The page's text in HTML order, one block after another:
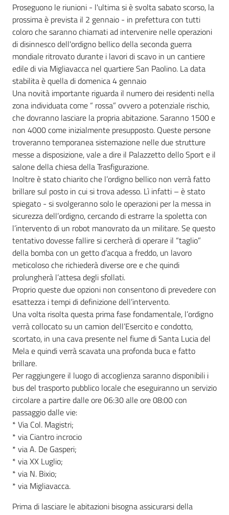
Proseguono le riunioni - l'ultima si è svolta sabato scorso, la
prossima è prevista il 2 gennaio - in prefettura con tutti
coloro che saranno chiamati ad intervenire nelle operazioni
di disinnesco dell'ordigno bellico della seconda guerra
mondiale ritrovato durante i lavori di scavo in un cantiere
edile di via Migliavacca nel quartiere San Paolino. La data
stabilita è quella di domenica 4 gennaio
Una novità importante riguarda il numero dei residenti nella
zona individuata come “ rossa” ovvero a potenziale rischio,
che dovranno lasciare la propria abitazione. Saranno 1500 e
non 4000 come inizialmente presupposto. Queste persone
troveranno temporanea sistemazione nelle due strutture
messe a disposizione, vale a dire il Palazzetto dello Sport e il
salone della chiesa della Trasfigurazione.
Inoltre è stato chiarito che l’ordigno bellico non verrà fatto
brillare sul posto in cui si trova adesso. Lì infatti – è stato
spiegato - si svolgeranno solo le operazioni per la messa in
sicurezza dell’ordigno, cercando di estrarre la spoletta con
l’intervento di un robot manovrato da un militare. Se questo
tentativo dovesse fallire si cercherà di operare il “taglio”
della bomba con un getto d’acqua a freddo, un lavoro
meticoloso che richiederà diverse ore e che quindi
prolungherà l’attesa degli sfollati.
Proprio queste due opzioni non consentono di prevedere con
esattezza i tempi di definizione dell’intervento.
Una volta risolta questa prima fase fondamentale, l’ordigno
verrà collocato su un camion dell’Esercito e condotto,
scortato, in una cava presente nel fiume di Santa Lucia del
Mela e quindi verrà scavata una profonda buca e fatto
brillare.
Per raggiungere il luogo di accoglienza saranno disponibili i
bus del trasporto pubblico locale che eseguiranno un servizio
circolare a partire dalle ore 06:30 alle ore 08:00 con
passaggio dalle vie:
* Via Col. Magistri;
* via Ciantro incrocio
* via A. De Gasperi;
* via XX Luglio;
* via N. Bixio;
* via Migliavacca.
Prima di lasciare le abitazioni bisogna assicurarsi della